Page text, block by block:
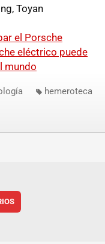
Toyan
el Porsche
eléctrico puede
mundo
hemeroteca